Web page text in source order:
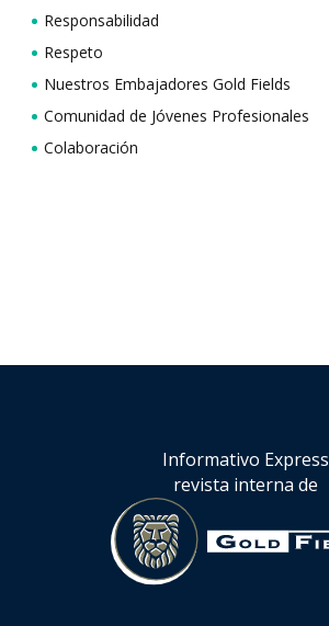
Responsabilidad
Respeto
Nuestros Embajadores Gold Fields
Comunidad de Jóvenes Profesionales
Colaboración
Informativo Express
revista interna de